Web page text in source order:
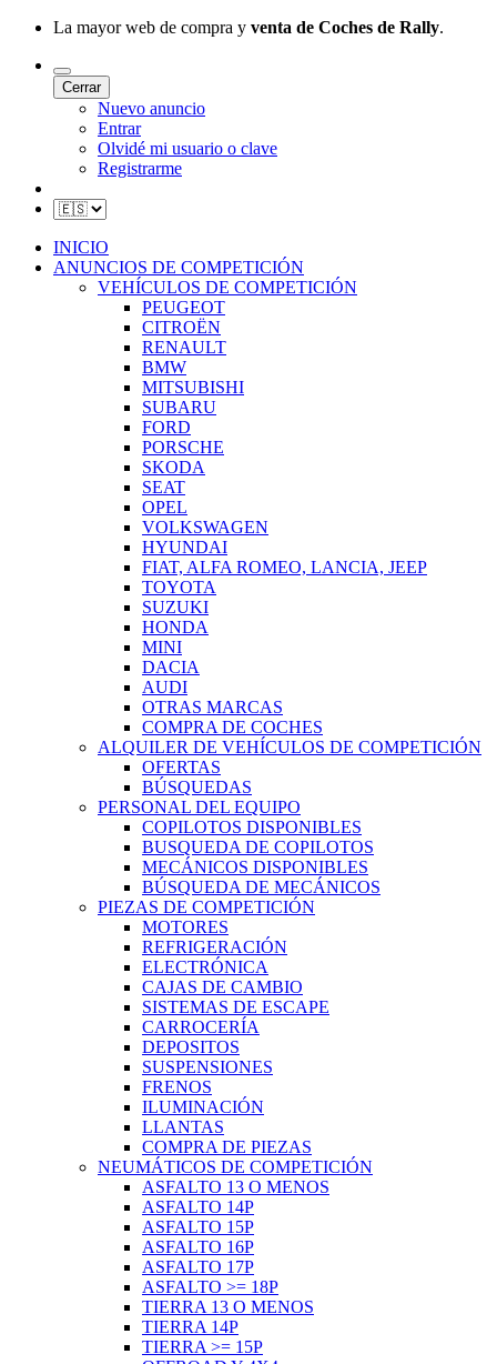
La mayor web de compra y venta de Coches de Rally.
Cerrar
Nuevo anuncio
Entrar
Olvidé mi usuario o clave
Registrarme
INICIO
ANUNCIOS DE COMPETICIÓN
VEHÍCULOS DE COMPETICIÓN
PEUGEOT
CITROËN
RENAULT
BMW
MITSUBISHI
SUBARU
FORD
PORSCHE
SKODA
SEAT
OPEL
VOLKSWAGEN
HYUNDAI
FIAT, ALFA ROMEO, LANCIA, JEEP
TOYOTA
SUZUKI
HONDA
MINI
DACIA
AUDI
OTRAS MARCAS
COMPRA DE COCHES
ALQUILER DE VEHÍCULOS DE COMPETICIÓN
OFERTAS
BÚSQUEDAS
PERSONAL DEL EQUIPO
COPILOTOS DISPONIBLES
BUSQUEDA DE COPILOTOS
MECÁNICOS DISPONIBLES
BÚSQUEDA DE MECÁNICOS
PIEZAS DE COMPETICIÓN
MOTORES
REFRIGERACIÓN
ELECTRÓNICA
CAJAS DE CAMBIO
SISTEMAS DE ESCAPE
CARROCERÍA
DEPOSITOS
SUSPENSIONES
FRENOS
ILUMINACIÓN
LLANTAS
COMPRA DE PIEZAS
NEUMÁTICOS DE COMPETICIÓN
ASFALTO 13 O MENOS
ASFALTO 14P
ASFALTO 15P
ASFALTO 16P
ASFALTO 17P
ASFALTO >= 18P
TIERRA 13 O MENOS
TIERRA 14P
TIERRA >= 15P